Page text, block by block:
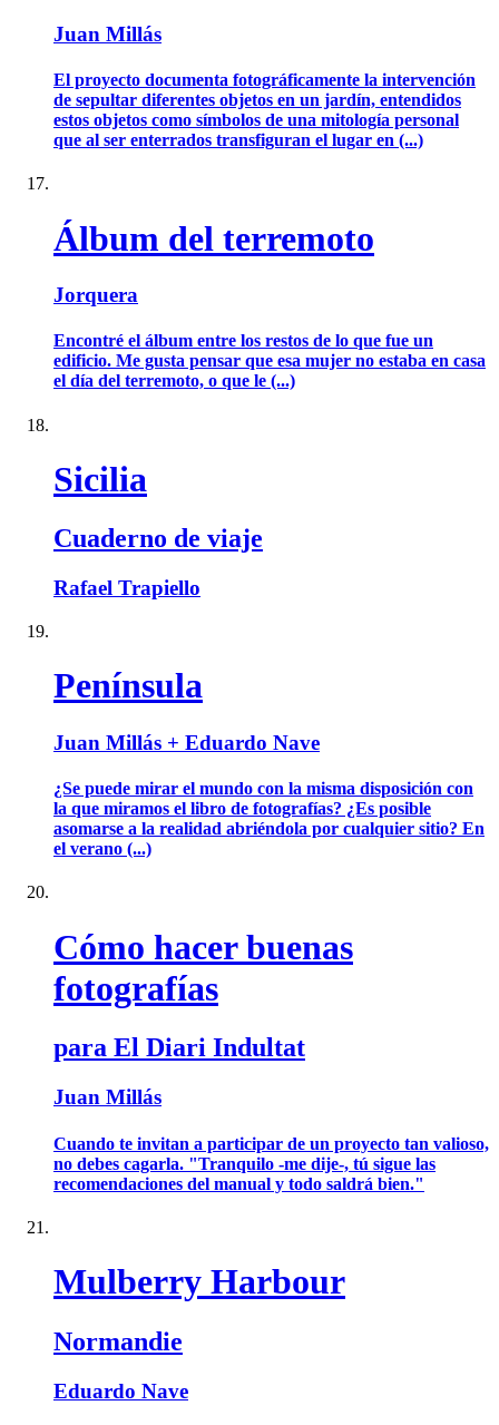
Juan Millás
El proyecto documenta fotográficamente la intervención
de sepultar diferentes objetos en un jardín, entendidos
estos objetos como símbolos de una mitología personal
que al ser enterrados transfiguran el lugar en (...)
Álbum del terremoto
Jorquera
Encontré el álbum entre los restos de lo que fue un
edificio. Me gusta pensar que esa mujer no estaba en casa
el día del terremoto, o que le (...)
Sicilia
Cuaderno de viaje
Rafael Trapiello
Península
Juan Millás + Eduardo Nave
¿Se puede mirar el mundo con la misma disposición con
la que miramos el libro de fotografías? ¿Es posible
asomarse a la realidad abriéndola por cualquier sitio? En
el verano (...)
Cómo hacer buenas
fotografías
para El Diari Indultat
Juan Millás
Cuando te invitan a participar de un proyecto tan valioso,
no debes cagarla. "Tranquilo -me dije-, tú sigue las
recomendaciones del manual y todo saldrá bien."
Mulberry Harbour
Normandie
Eduardo Nave